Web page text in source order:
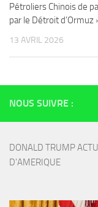
Pétroliers Chinois de
par le Détroit d’Ormuz
13 AVRIL 2026
NOUS SUIVRE :
DONALD TRUMP
D'AMERIQUE